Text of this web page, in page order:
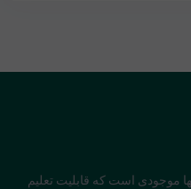
موجودی است که قابلیت تعلیم